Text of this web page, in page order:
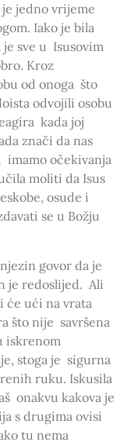
jedno vrijeme
Iako je bila
sve u Isusovim
Kroz
od onoga što
odvojili osobu
kada joj
znači da nas
imamo očekivanja
moliti da Isus
osude i
se u Božju
govor da je
je redoslijed. Ali
će ući na vrata
što nije savršena
iskrenom
stoga je sigurna
ruku. Iskusila
onakvu kakova je
s drugima ovisi
tu nema